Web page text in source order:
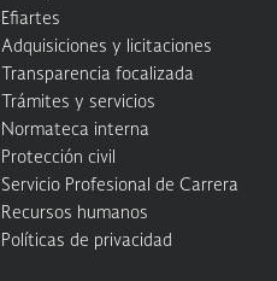
Efiartes
Adquisiciones y licitaciones
Transparencia focalizada
Trámites y servicios
Normateca interna
Protección civil
Servicio Profesional de Carrera
Recursos humanos
Políticas de privacidad